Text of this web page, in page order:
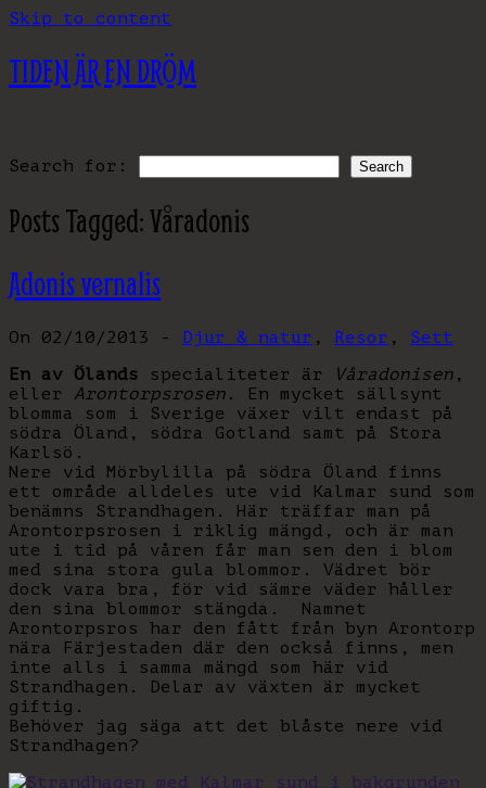
Skip to content
TIDEN ÄR EN DRÖM
Search for:
Posts Tagged:Våradonis
Adonis vernalis
On 02/10/2013 - Djur & natur , Resor , Sett
En av Ölands specialiteter är Våradonisen ,
eller Arontorpsrosen.
En mycket sällsynt
blomma som i Sverige växer vilt endast på
södra Öland, södra Gotland samt på Stora
Karlsö.
Nere vid Mörbylilla på södra Öland finns
ett område alldeles ute vid Kalmar sund som
benämns Strandhagen. Här träffar man på
Arontorpsrosen i riklig mängd, och är man
ute i tid på våren får man sen den i blom
med sina stora gula blommor. Vädret bör
dock vara bra, för vid sämre väder håller
den sina blommor stängda. Namnet
Arontorpsros har den fått från byn Arontorp
nära Färjestaden där den också finns, men
inte alls i samma mängd som här vid
Strandhagen. Delar av växten är mycket
giftig.
Behöver jag säga att det blåste nere vid
Strandhagen?